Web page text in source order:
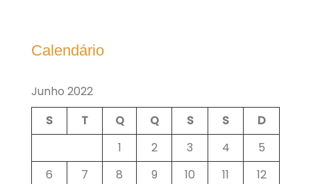
Calendário
Junho 2022
S
T Q Q S S
D
1
2 3 4
5
6
7 8 9 10 11
12